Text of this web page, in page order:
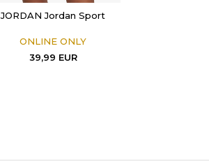
JORDAN Jordan Sport
ONLINE ONLY
39,99 EUR